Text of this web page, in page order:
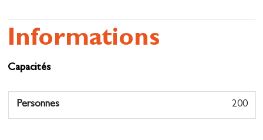
Informations
Capacités
Personnes 200